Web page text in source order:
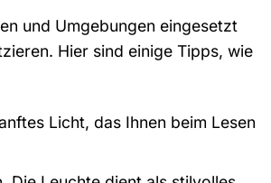
und Umgebungen eingesetzt
Hier sind einige Tipps, wie
Licht, das Ihnen beim Lesen